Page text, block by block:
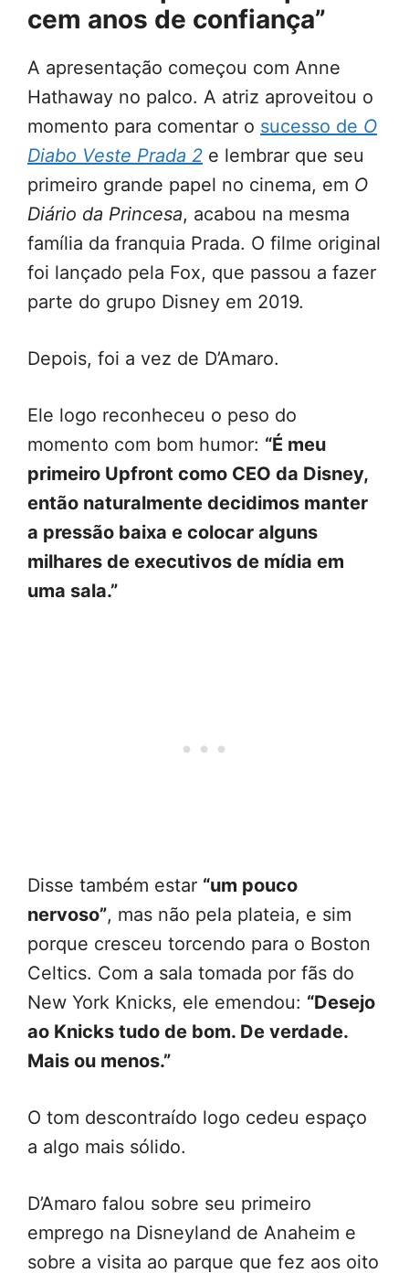
cem anos de confiança”
A apresentação começou com Anne
Hathaway no palco. A atriz aproveitou o
momento para comentar o sucesso de O
Diabo Veste Prada 2 e lembrar que seu
primeiro grande papel no cinema, em O
Diário da Princesa, acabou na mesma
família da franquia Prada. O filme original
foi lançado pela Fox, que passou a fazer
parte do grupo Disney em 2019.
Depois, foi a vez de D’Amaro.
Ele logo reconheceu o peso do
momento com bom humor: “É meu
primeiro Upfront como CEO da Disney,
então naturalmente decidimos manter
a pressão baixa e colocar alguns
milhares de executivos de mídia em
uma sala.”
Disse também estar “um pouco
nervoso”, mas não pela plateia, e sim
porque cresceu torcendo para o Boston
Celtics. Com a sala tomada por fãs do
New York Knicks, ele emendou: “Desejo
ao Knicks tudo de bom. De verdade.
Mais ou menos.”
O tom descontraído logo cedeu espaço
a algo mais sólido.
D’Amaro falou sobre seu primeiro
emprego na Disneyland de Anaheim e
sobre a visita ao parque que fez aos oito